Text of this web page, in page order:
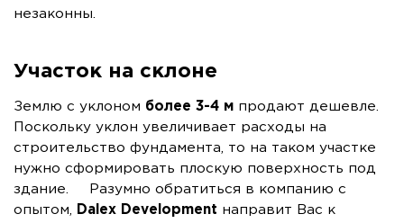
незаконны.
Участок на склоне
Землю с уклоном более 3-4 м продают дешевле.
Поскольку уклон увеличивает расходы на
строительство фундамента, то на таком участке
нужно сформировать плоскую поверхность под
здание. Разумно обратиться в компанию с
опытом,
Dalex Development направит Вас к